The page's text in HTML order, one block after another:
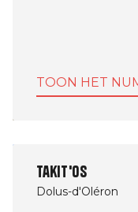
TOON HET
Takit'os
Dolus-d'Oléron